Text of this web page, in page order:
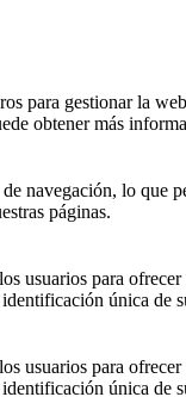
gestionar la
obtener más
navegación, lo que
páginas.
usuarios para
única de
usuarios para
única de